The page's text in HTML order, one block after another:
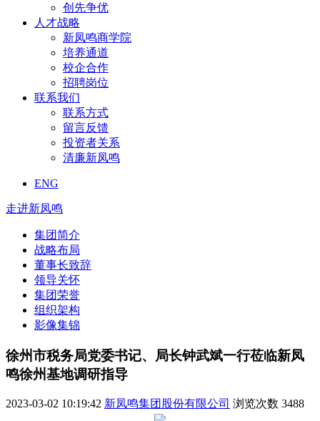
创先争优
人才战略
新凤鸣商学院
培养通道
校企合作
招聘岗位
联系我们
联系方式
留言反馈
投资者关系
清廉新凤鸣
ENG
走进新凤鸣
集团简介
战略布局
董事长致辞
领导关怀
集团荣誉
组织架构
影像集锦
徐州市税务局党委书记、局长钟武斌一行莅临新凤
鸣徐州基地调研指导
2023-03-02 10:19:42 新凤鸣集团股份有限公司 浏览次数 3488